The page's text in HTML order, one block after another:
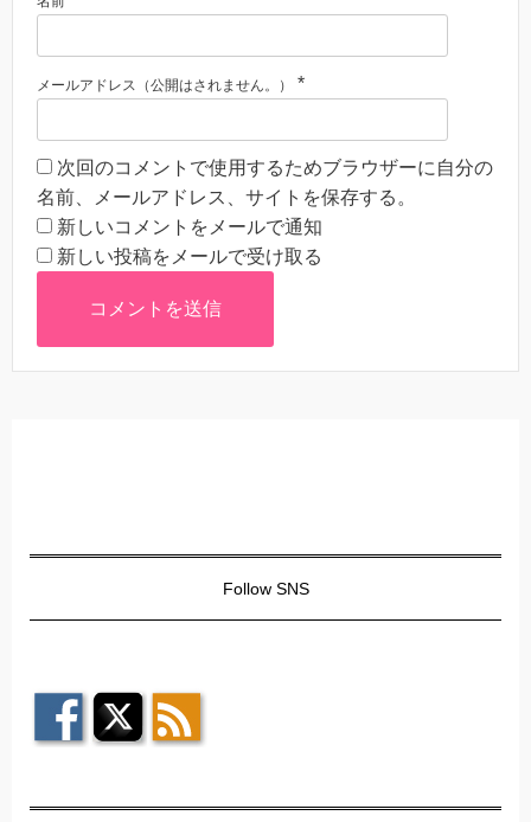
メールアドレス（公開はされません。） *
次回のコメントで使用するためブラウザーに自分の
名前、メールアドレス、サイトを保存する。
新しいコメントをメールで通知
新しい投稿をメールで受け取る
Follow SNS